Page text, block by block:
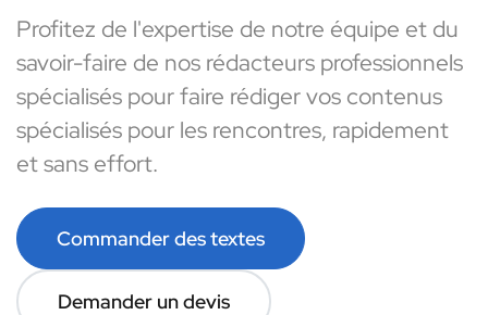
Profitez de l'expertise de notre équipe et du
savoir-faire de nos rédacteurs professionnels
spécialisés pour faire rédiger vos contenus
spécialisés pour les rencontres, rapidement
et sans effort.
Commander des textes
Demander un devis